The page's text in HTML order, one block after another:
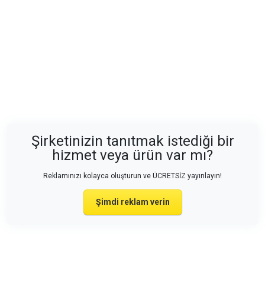
Şirketinizin tanıtmak istediği bir
hizmet veya ürün var mı?
Reklamınızı kolayca oluşturun ve ÜCRETSİZ yayınlayın!
Şimdi reklam verin